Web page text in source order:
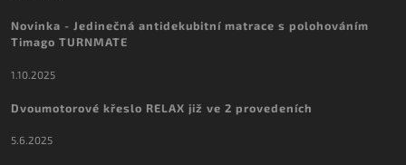
Novinka - Jedinečná antidekubitní matrace s polohováním
Timago TURNMATE
1.10.2025
Dvoumotorové křeslo RELAX již ve 2 provedeních
5.6.2025